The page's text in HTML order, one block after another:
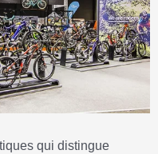
qui distingue